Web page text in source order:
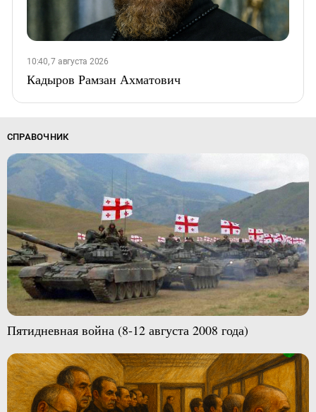
10:40, 7 августа 2026
Кадыров Рамзан Ахматович
СПРАВОЧНИК
Пятидневная война (8-12 августа 2008 года)